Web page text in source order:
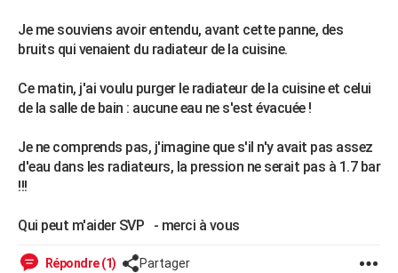
CARTE DE VOEUX
Carte de Noël
Carte Bonne année
Carte Saint-Valentin
Carte Pâques
Carte d'anniversaire
DICTIONNAIRE
COPAINS D'AVANT
S'inscrire
Se connecter
Lycées
Collèges
Primaires
Universités
Entreprises
Service militaire
Avis de recherche
FORUM
Bricolage
Lifestyle
Culture
Sport
Auto
Television
Voyage
Cinema
Je me souviens avoir entendu, avant cette panne, des
bruits qui venaient du radiateur de la cuisine.
Ce matin, j'ai voulu purger le radiateur de la cuisine et celui
de la salle de bain : aucune eau ne s'est évacuée !
Je ne comprends pas, j'imagine que s'il n'y avait pas assez
d'eau dans les radiateurs, la pression ne serait pas à 1.7 bar
!!!
Qui peut m'aider SVP - merci à vous
Répondre (1) Partager